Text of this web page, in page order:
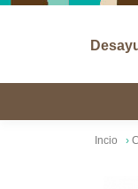
Incio ›